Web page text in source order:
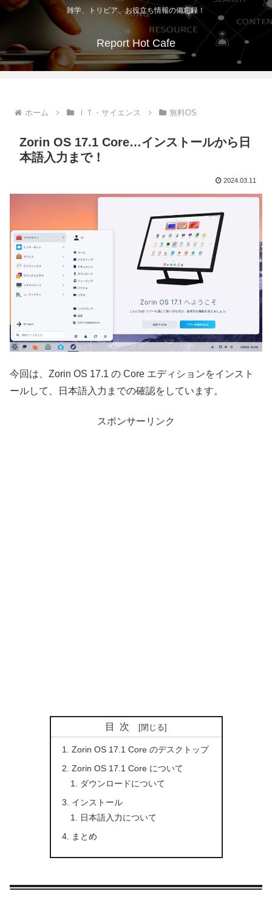
雑学、トリビア、お役立ち情報の備忘録！
Report Hot Cafe
ホーム ＩＴ・サイエンス 無料OS
Zorin OS 17.1 Core…インストールから日
本語入力まで！
2024.03.11
今回は、Zorin OS 17.1 の Core エディションをインスト
ールして、日本語入力までの確認をしています。
スポンサーリンク
目次
Zorin OS 17.1 Core のデスクトップ
Zorin OS 17.1 Core について
ダウンロードについて
インストール
日本語入力について
まとめ